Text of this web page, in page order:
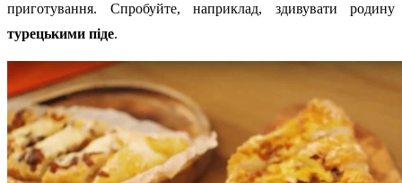
приготування. Спробуйте, наприклад, здивувати родину
турецькими піде.